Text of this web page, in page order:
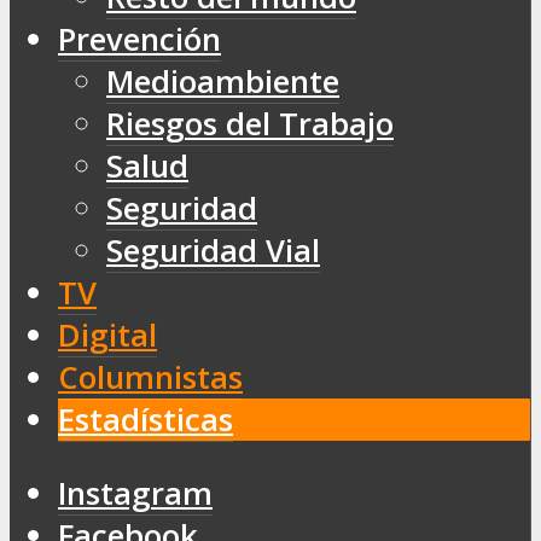
Prevención
Medioambiente
Riesgos del Trabajo
Salud
Seguridad
Seguridad Vial
TV
Digital
Columnistas
Estadísticas
Instagram